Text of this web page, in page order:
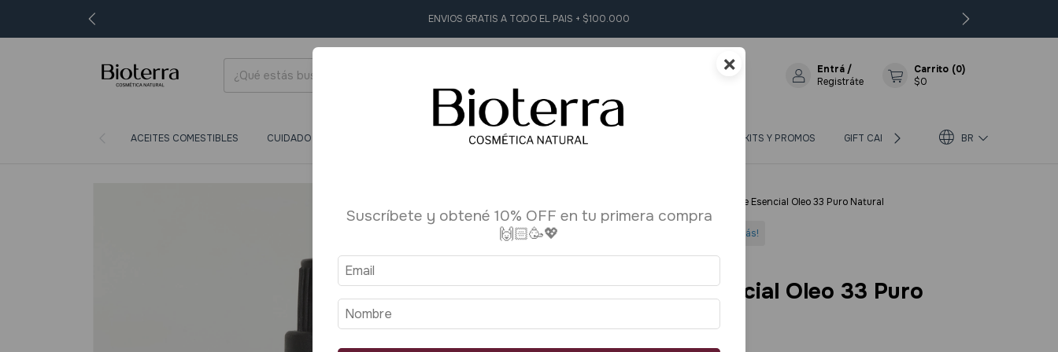
ENVIOS GRATIS A TODO EL PAIS + $100.000
Entrá /
Registráte
Carrito (0)
$0
ACEITES COMESTIBLES CUIDADO CORPORAL Y FACIAL HIGIENE PERSONAL AROMATERAPIA KITS Y PROMOS GIFT CARD BLOG SOBRE BIOTERRA
BR
Aceite Esencial Oleo 33 Puro Natural
¡10% OFF comprando 3 o más!
Aceite Esencial Oleo 33 Puro
×
Suscríbete y obtené 10% OFF en tu primera compra
🙌🏻🥳💖